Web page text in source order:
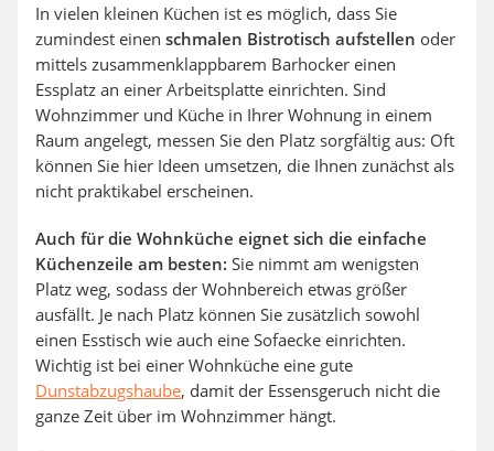
In vielen kleinen Küchen ist es möglich, dass Sie
zumindest einen schmalen Bistrotisch aufstellen oder
mittels zusammenklappbarem Barhocker einen
Essplatz an einer Arbeitsplatte einrichten. Sind
Wohnzimmer und Küche in Ihrer Wohnung in einem
Raum angelegt, messen Sie den Platz sorgfältig aus: Oft
können Sie hier Ideen umsetzen, die Ihnen zunächst als
nicht praktikabel erscheinen.
Auch für die Wohnküche eignet sich die einfache
Küchenzeile am besten: Sie nimmt am wenigsten
Platz weg, sodass der Wohnbereich etwas größer
ausfällt. Je nach Platz können Sie zusätzlich sowohl
einen Esstisch wie auch eine Sofaecke einrichten.
Wichtig ist bei einer Wohnküche eine gute
Dunstabzugshaube, damit der Essensgeruch nicht die
ganze Zeit über im Wohnzimmer hängt.